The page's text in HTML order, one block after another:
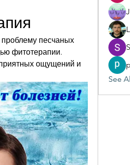
песчаных
фитотерапии.
ощущений и
See